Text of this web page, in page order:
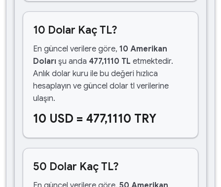
10 Dolar Kaç TL?
En güncel verilere göre, 10 Amerikan
Doları şu anda 477,1110 TL etmektedir.
Anlık dolar kuru ile bu değeri hızlıca
hesaplayın ve güncel dolar tl verilerine
ulaşın.
10 USD = 477,1110 TRY
50 Dolar Kaç TL?